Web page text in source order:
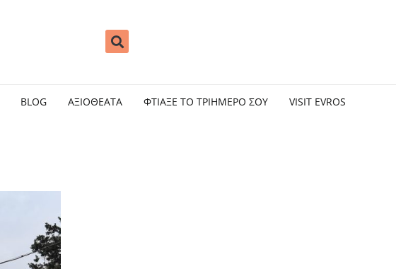
BLOG ΑΞΙΟΘΕΑΤΑ ΦΤΙΑΞΕ ΤΟ ΤΡΙΗΜΕΡΟ ΣΟΥ VISIT EVROS